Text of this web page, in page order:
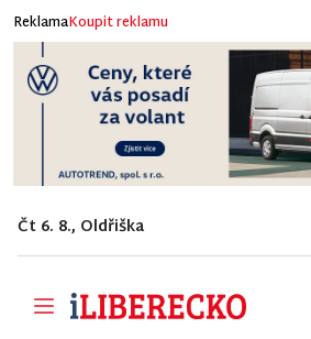
ReklamaKoupit reklamu
Čt 6. 8., Oldřiška